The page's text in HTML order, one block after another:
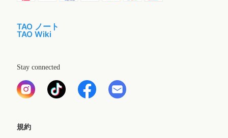
TAO ノート
TAO Wiki
Stay connected
規約